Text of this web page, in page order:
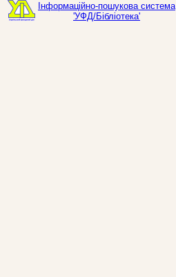
Інформаційно-пошукова система
'УФД/Бібліотека'